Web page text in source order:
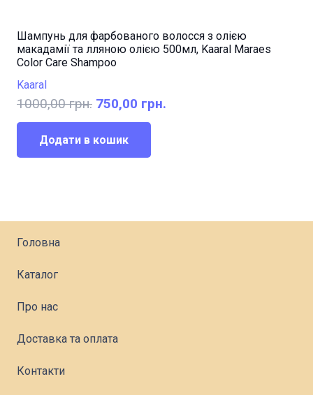
Шампунь для фарбованого волосся з олією
макадамії та лляною олією 500мл, Kaaral Maraes
Color Care Shampoo
Kaaral
1000,00грн. Оригінальна
ціна:
1000,00 грн..
750,00 грн.
Додати в кошик
Головна
Каталог
Про нас
Доставка та оплата
Контакти